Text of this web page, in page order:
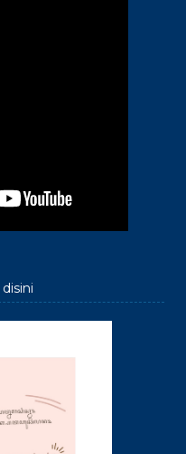
disini